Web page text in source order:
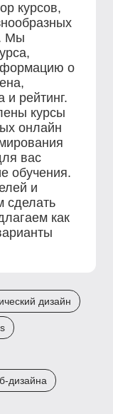
курсов,
Мы
о
и рейтинг.
курсы
онлайн
вас
обучения.
и
сделать
как
дизайн
дизайна